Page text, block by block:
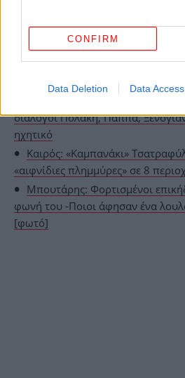
CONFIRM
Data Deletion Data Access
πληροφορίες να αναφέρουν
του ξενοδοχείου είχαν
διάλογοι Πολάκη, Παππά,
ηχητικό
Καιρός: «Καμπανάκι»
«αιφνίδιες πλημμύρες» σε 8
Μπουτάρης: Φορτισμένοι
φωνή του -Ποιοι άφησαν ένα
[φωτό]